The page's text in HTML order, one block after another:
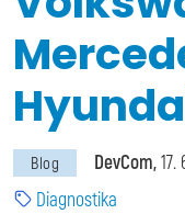
Blog DevCom 17.
Diagnostika